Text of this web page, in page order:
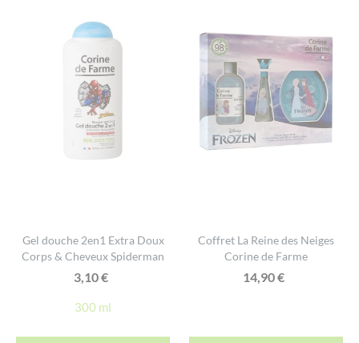
Gel douche 2en1 Extra Doux
Corps & Cheveux Spiderman
3,10€
300 ml
Coffret La Reine des Neiges
Corine de Farme
14,90€